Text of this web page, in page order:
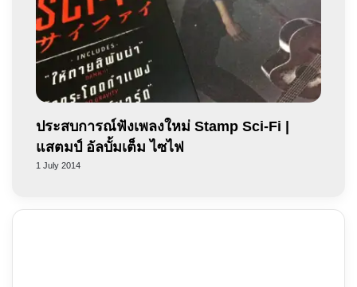
ประสบการณ์ฟังเพลงใหม่ Stamp Sci-Fi |
แสตมป์ อัลบั้มเต็ม ไซไฟ
1 July 2014